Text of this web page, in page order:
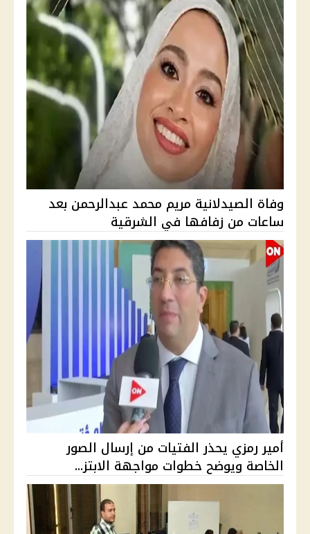
وفاة الصيدلانية مريم محمد عبدالرحمن بعد
ساعات من زفافها في الشرقية
أمير رمزي يحذر الفتيات من إرسال الصور
الخاصة ويوضح خطوات مواجهة الابتز...